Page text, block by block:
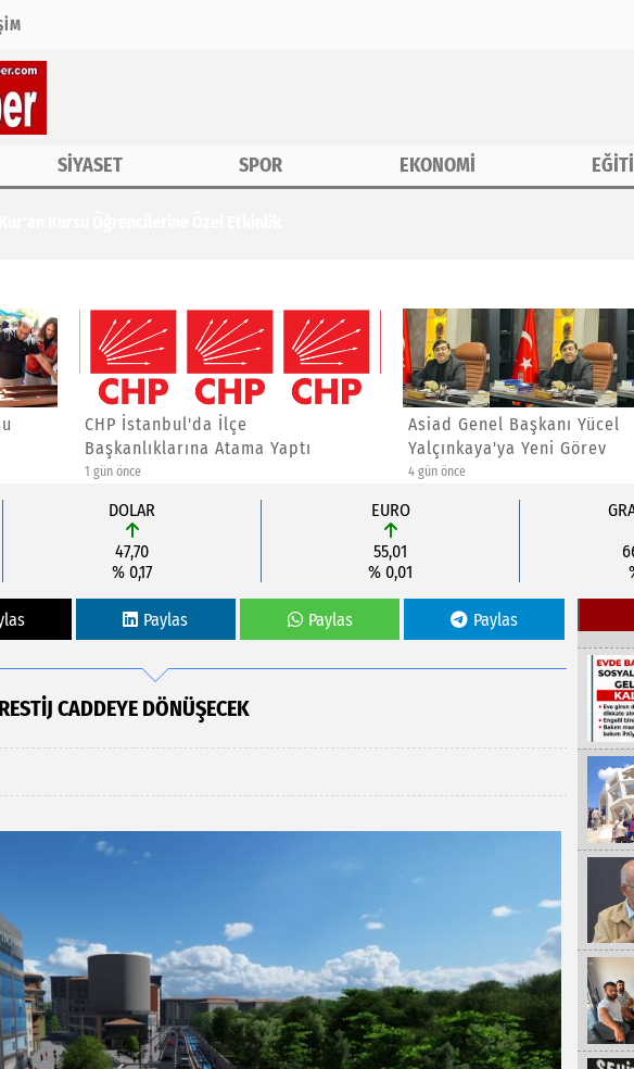
SİYASET SPOR EKONOMİ
CHP İstanbul'da İlçe
Başkanlıklarına Atama Yaptı
1 gün önce
Asiad Genel Başkanı Yücel
Yalçınkaya'ya Yeni Görev
4 gün önce
DOLAR
47,70
% 0,17
EURO
55,01
% 0,01
Paylas Paylas Paylas
CADDEYE DÖNÜŞECEK